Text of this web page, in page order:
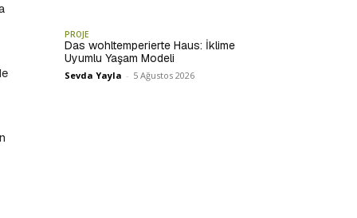
PROJE
Das wohltemperierte Haus: İklime
Uyumlu Yaşam Modeli
Sevda Yayla - 5 Ağustos 2026